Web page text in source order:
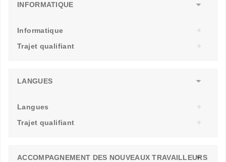
INFORMATIQUE
Informatique
Trajet qualifiant
LANGUES
Langues
Trajet qualifiant
ACCOMPAGNEMENT DES NOUVEAUX TRAVAILLEURS